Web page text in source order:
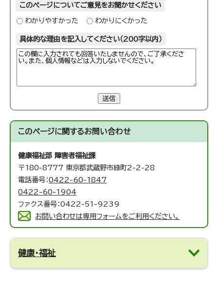
このページについてご意見をお聞かせください
わかりやすかった わかりにくかった
具体的な理由を記入してください（200字以内）
送信
このページに関するお問い合わせ
健康福祉部 障害者福祉課
〒180-8777 東京都武蔵野市緑町2-2-28
電話番号：0422-60-1847
0422-60-1904
ファクス番号：0422-51-9239
お問い合わせは専用フォームをご利用ください。
健康・福祉